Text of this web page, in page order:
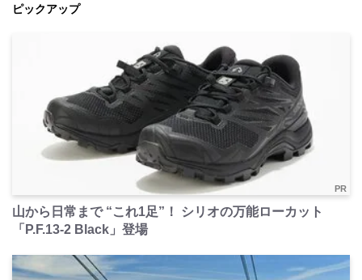
ピックアップ
PR
山から日常まで “これ1足”！ シリオの万能ローカット
「P.F.13-2 Black」登場